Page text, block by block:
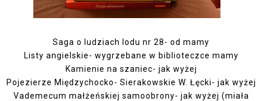
Saga o ludziach lodu nr 28- od mamy
Listy angielskie- wygrzebane w biblioteczce mamy
Kamienie na szaniec- jak wyżej
Pojezierze Międzychocko- Sierakowskie W. Łęcki- jak wyżej
Vademecum małżeńskiej samoobrony- jak wyżej (miała